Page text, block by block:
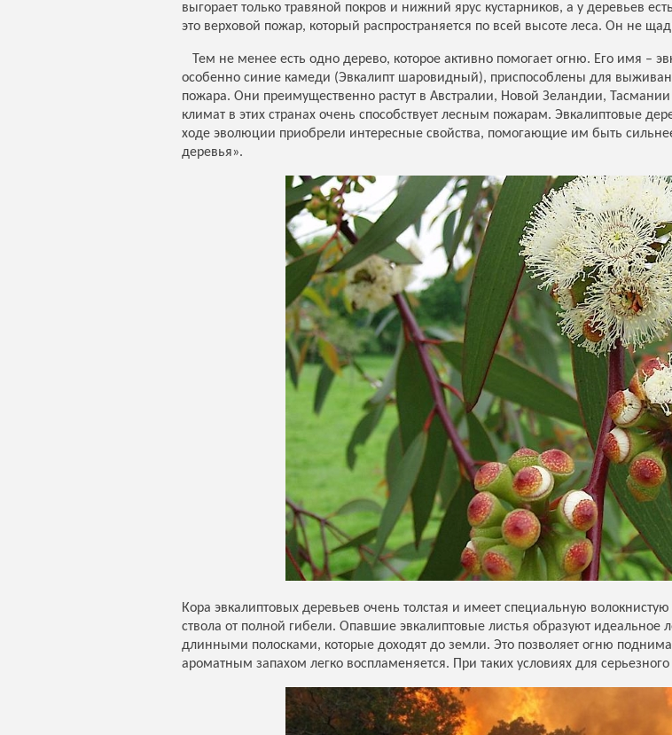
выгорает только травяной покров и нижний ярус кустарников, а у деревьев
это верховой пожар, который распространяется по всей высоте леса. Он не
Тем не менее есть одно дерево, которое активно помогает огню. Его имя –
особенно синие камеди (Эвкалипт шаровидный), приспособлены для
пожара. Они преимущественно растут в Австралии, Новой Зеландии,
климат в этих странах очень способствует лесным пожарам. Эвкалиптовые
ходе эволюции приобрели интересные свойства, помогающие им быть
деревья».
Кора эвкалиптовых деревьев очень толстая и имеет специальную
ствола от полной гибели. Опавшие эвкалиптовые листья образуют идеальное
длинными полосками, которые доходят до земли. Это позволяет огню
ароматным запахом легко воспламеняется. При таких условиях для